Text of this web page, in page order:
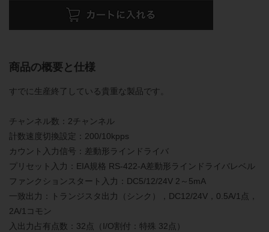
商品の概要と仕様
すでに生産終了している貴重な製品です。
チャンネル数：2チャンネル
計数速度切換設定：200/10kpps
カウント入力信号：差動形ラインドライバ
プリセット入力：EIA規格 RS-422-A差動形ラインドライバレベル
ファンクションスタート入力：DC5/12/24V 2～5mA
一致出力：トランジスタ出力（シンク），DC12/24V，0.5A/1点，
2A/1コモン
入出力占有点数：32点（I/O割付：特殊 32点）